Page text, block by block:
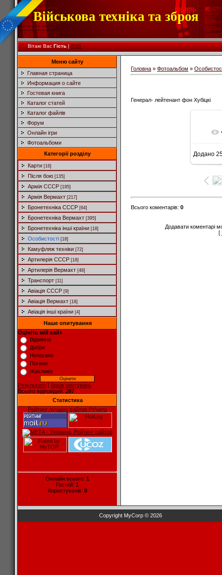
Військова техніка та зброя
Вітаю Вас Гість|RSS
Меню сайту
Главная страница
Информация о сайте
Гостевая книга
Каталог статей
Каталог файлів
Форум
Онлайн ігри
Фотоальбоми
Категорії розділу
Карти [16]
Після бою [135]
Армія СССР [195]
Армія Вермахт [217]
Бронетехніка СССР [64]
Бронетехніка Вермахт [395]
Бронетехніка інші країни [18]
Особистості [18]
Камуфляж техніки [72]
Артилерія СССР [18]
Артилерія Вермахт [48]
Транспорт [11]
Авіація СССР [9]
Авіація Вермахт [18]
Авіація інші країни [4]
Наше опитування
Оцініть мій сайт
Відмінно
Добре
Непогано
Погано
Жахливо
Результати | Архів опитувань
Всього відповідей: 207
Статистика
Рейтинг лучших сайтов РУнета
Онлайн всього: 1
Гостей: 1
Користувачів: 0
Головна » Фотоальбом »
Генерал- лейтенант фон Хубіцкі
Додано
Всього коментарів: 0
Додавати коментарі
[
Copyright MyCorp © 2026